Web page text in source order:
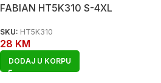
FABIAN HT5K310 S-4XL
SKU: HT5K310
28 KM
DODAJ U KORPU